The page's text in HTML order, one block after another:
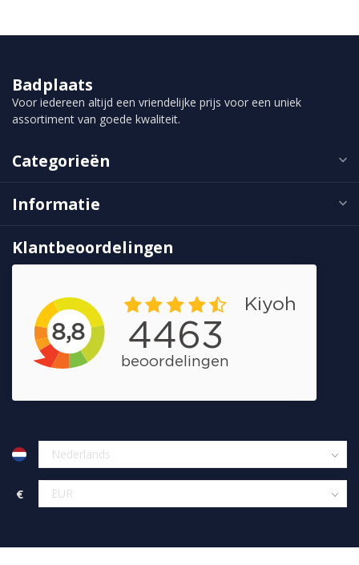
Badplaats
Voor iedereen altijd een vriendelijke prijs voor een uniek
assortiment van goede kwaliteit.
Categorieën
Informatie
Klantbeoordelingen
€